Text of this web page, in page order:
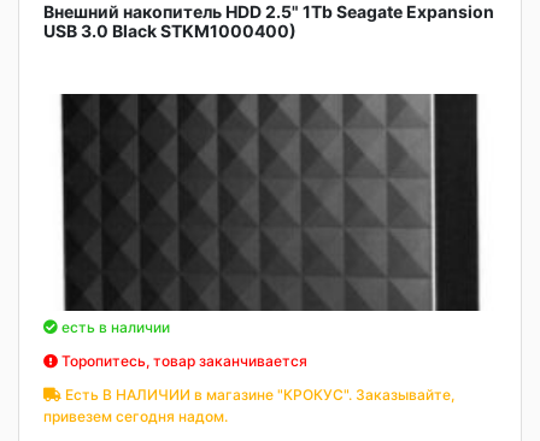
Внешний накопитель HDD 2.5" 1Tb Seagate Expansion
USB 3.0 Black STKM1000400)
есть в наличии
Торопитесь, товар заканчивается
Есть В НАЛИЧИИ в магазине "КРОКУС". Заказывайте,
привезем сегодня надом.